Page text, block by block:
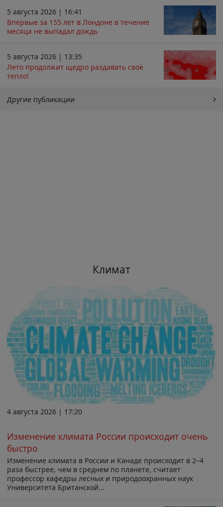
5 августа 2026 | 16:41
Впервые за 155 лет в Лондоне в течение
месяца не выпадал дождь
5 августа 2026 | 13:35
Лето продолжит щедро раздавать своё
тепло!
Другие публикации
Климат
4 августа 2026 | 17:20
Изменение климата России происходит очень
быстро
Изменение климата в России и Канаде происходит в 2–4
раза быстрее, чем в среднем по планете, считает
профессор кафедры лесных и природоохранных наук
Университета Британской...